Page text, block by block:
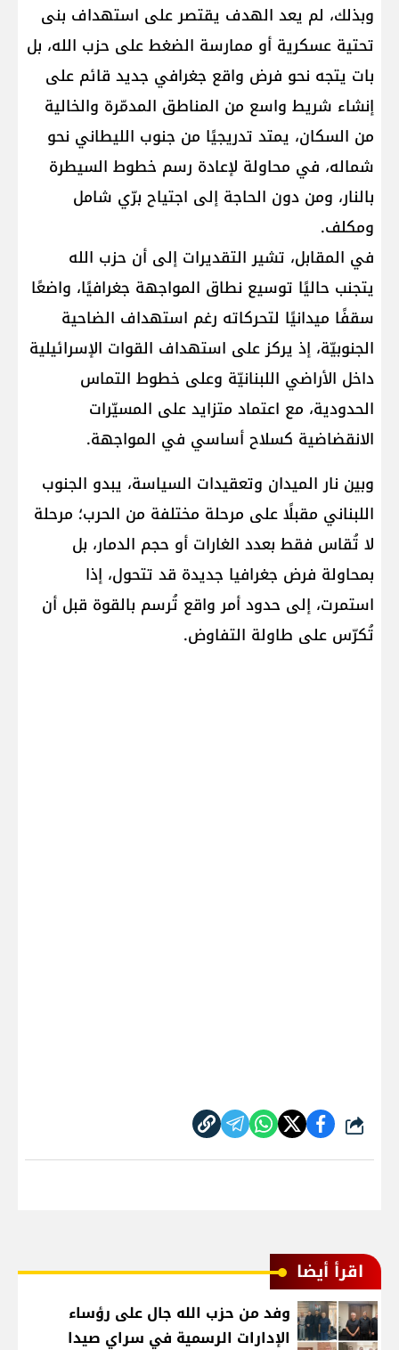
وبذلك، لم يعد الهدف يقتصر على استهداف بنى
تحتية عسكرية أو ممارسة الضغط على ​حزب الله​، بل
بات يتجه نحو فرض واقع جغرافي جديد قائم على
إنشاء شريط واسع من المناطق المدمّرة والخالية
من السكان، يمتد تدريجيًا من جنوب الليطاني نحو
شماله، في محاولة لإعادة رسم خطوط السيطرة
بالنار، ومن دون الحاجة إلى اجتياح برّي شامل
ومكلف.
في المقابل، تشير التقديرات إلى أن حزب الله
يتجنب حاليًا توسيع نطاق المواجهة جغرافيًا، واضعًا
سقفًا ميدانيًا لتحركاته رغم استهداف الضاحية
الجنوبيّة، إذ يركز على استهداف القوات الإسرائيلية
داخل الأراضي اللبنانيّة وعلى خطوط التماس
الحدودية، مع اعتماد متزايد على المسيّرات
الانقضاضية كسلاح أساسي في المواجهة.
وبين نار الميدان وتعقيدات السياسة، يبدو الجنوب
اللبناني مقبلًا على مرحلة مختلفة من الحرب؛ مرحلة
لا تُقاس فقط بعدد الغارات أو حجم الدمار، بل
بمحاولة فرض جغرافيا جديدة قد تتحول، إذا
استمرت، إلى حدود أمر واقع تُرسم بالقوة قبل أن
تُكرّس على طاولة التفاوض.
شارك
اقرأ أيضا
وفد من حزب الله جال على رؤساء
الإدارات الرسمية في سراي صيدا